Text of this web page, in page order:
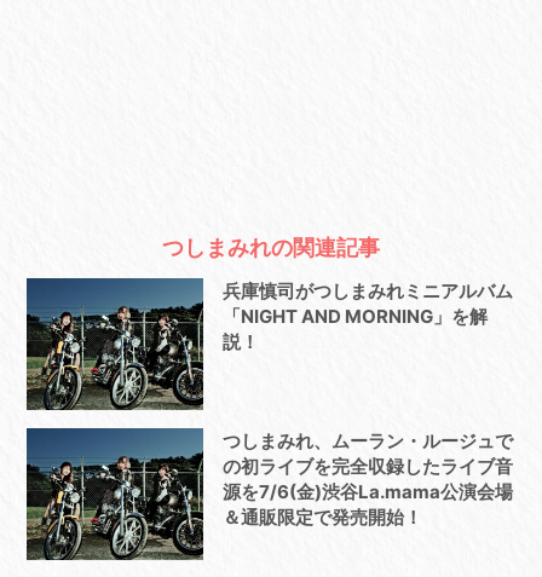
つしまみれの関連記事
兵庫慎司がつしまみれミニアルバム
「NIGHT AND MORNING」を解
説！
つしまみれ、ムーラン・ルージュで
の初ライブを完全収録したライブ音
源を7/6(金)渋谷La.mama公演会場
＆通販限定で発売開始！